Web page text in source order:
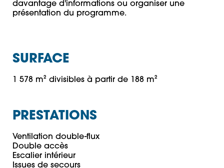
davantage d'informations ou organiser une
présentation du programme.
SURFACE
1 578 m² divisibles à partir de 188 m²
PRESTATIONS
Ventilation double-flux
Double accès
Escalier intérieur